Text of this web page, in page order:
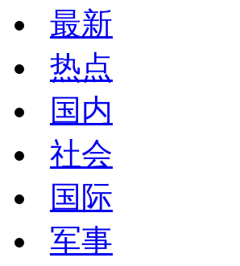
最新
热点
国内
社会
国际
军事